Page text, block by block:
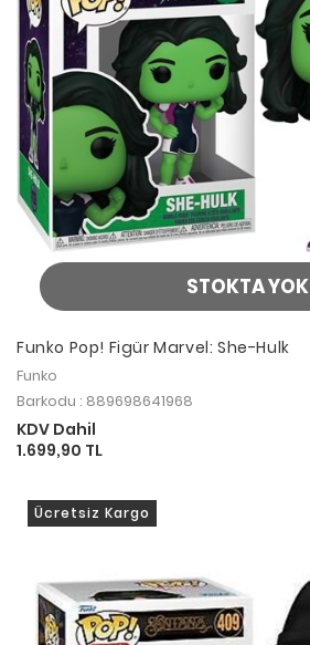
STOKTA YOK
Funko Pop! Figür Marvel: She-Hulk
Funko
Barkodu : 889698641968
KDV Dahil
1.699,90 TL
Ücretsiz Kargo